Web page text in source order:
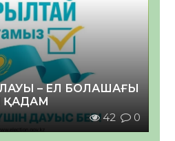
– ЕЛ БОЛАШАҒЫ
ҚАДАМ
42 0